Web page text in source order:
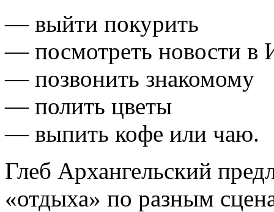
— выйти покурить
— посмотреть новости в
— позвонить знакомому
— полить цветы
— выпить кофе или чаю.
Глеб Архангельский
«отдыха» по разным